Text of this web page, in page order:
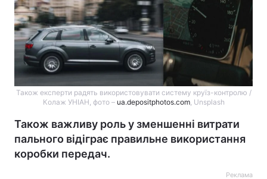
Також експерти радять використовувати систему круїз-контролю /
Колаж УНІАН, фото – ua.depositphotos.com, Unsplash
Також важливу роль у зменшенні витрати
пального відіграє правильне використання
коробки передач.
Реклама